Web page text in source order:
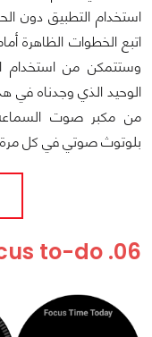
استخدام التطبيق دون
اتبع الخطوات الظاهرة
وستتمكن من استخدام
الوحيد الذي وجدناه في
من مكبر صوت
بلوتوث صوتي في كل مرة
06. Focus to-do